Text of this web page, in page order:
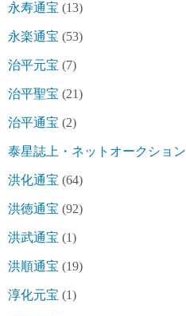
永寿通宝 (13)
永楽通宝 (53)
治平元宝 (7)
治平聖宝 (21)
治平通宝 (2)
泰星誌上・ネットオークション
洪化通宝 (64)
洪徳通宝 (92)
洪武通宝 (1)
洪順通宝 (19)
淳化元宝 (1)